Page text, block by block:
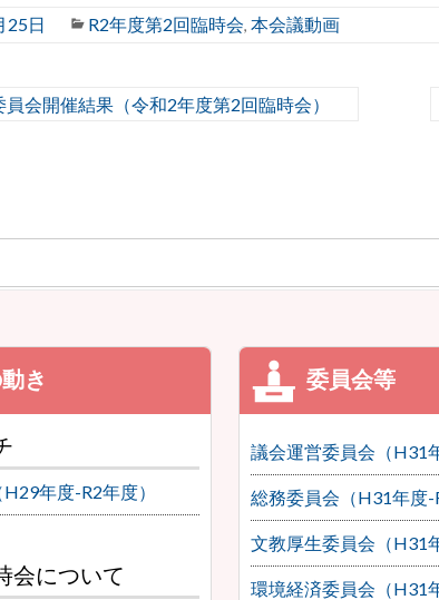
25日 R2年度第2回臨時会, 本会議動画
会開催結果（令和2年度第2回臨時会）
年度-R2年度）
会について
議会運営委員会（H31
総務委員会（H31年度-
文教厚生委員会（H31
環境経済委員会（H31